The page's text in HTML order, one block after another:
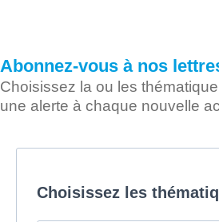
Abonnez-vous à nos
Choisissez la ou les
une alerte à chaque nouvelle